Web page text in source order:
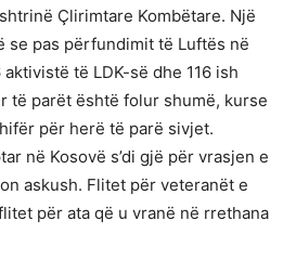
Çlirimtare Kombëtare. Një
se pas përfundimit të Luftës në
të LDK-së dhe 116 ish
të parët është folur shumë, kurse
për herë të parë sivjet.
në Kosovë s’di gjë për vrasjen e
askush. Flitet për veteranët e
për ata që u vranë në rrethana